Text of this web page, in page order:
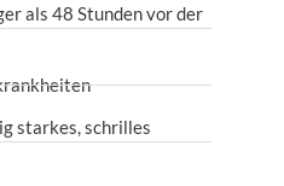
als 48 Stunden vor der
starkes, schrilles